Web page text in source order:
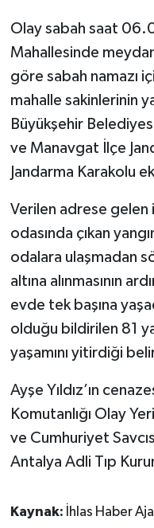
Olay sabah saat
Mahallesinde
göre sabah namazı
mahalle sakinlerinin
Büyükşehir
ve Manavgat İlçe
Jandarma Karakolu
Verilen adrese
odasında çıkan
odalara ulaşmadan
altına alınmasının
evde tek başına
olduğu bildirilen 81
yaşamını yitirdiği
Ayşe Yıldız’ın
Komutanlığı Olay
ve Cumhuriyet
Antalya Adli Tıp
Kaynak: İhlas Haber